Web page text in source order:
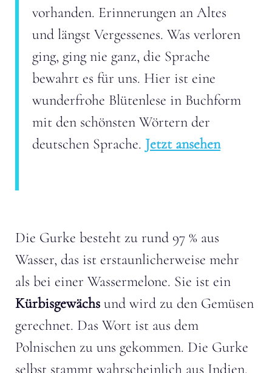
vorhanden. Erinnerungen an Altes
und längst Vergessenes. Was verloren
ging, ging nie ganz, die Sprache
bewahrt es für uns. Hier ist eine
wunderfrohe Blütenlese in Buchform
mit den schönsten Wörtern der
deutschen Sprache. Jetzt ansehen
Die Gurke besteht zu rund 97 % aus
Wasser, das ist erstaunlicherweise mehr
als bei einer Wassermelone. Sie ist ein
Kürbisgewächs und wird zu den Gemüsen
gerechnet. Das Wort ist aus dem
Polnischen zu uns gekommen. Die Gurke
selbst stammt wahrscheinlich aus Indien.